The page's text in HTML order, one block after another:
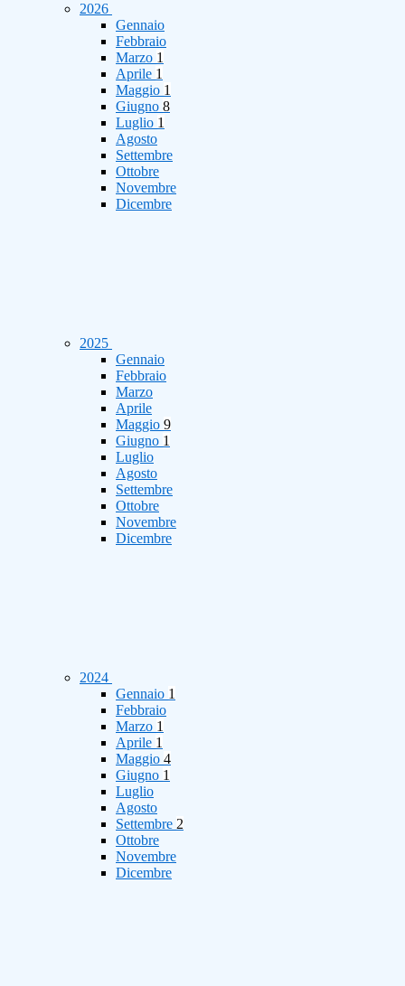
2026
Gennaio
Febbraio
Marzo 1
Aprile 1
Maggio 1
Giugno 8
Luglio 1
Agosto
Settembre
Ottobre
Novembre
Dicembre
2025
Gennaio
Febbraio
Marzo
Aprile
Maggio 9
Giugno 1
Luglio
Agosto
Settembre
Ottobre
Novembre
Dicembre
2024
Gennaio 1
Febbraio
Marzo 1
Aprile 1
Maggio 4
Giugno 1
Luglio
Agosto
Settembre 2
Ottobre
Novembre
Dicembre